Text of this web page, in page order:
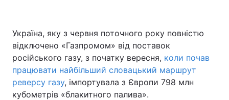
Україна, яку з червня поточного року повністю
відключено «Газпромом» від поставок
російського газу, з початку вересня, коли почав
працювати найбільший словацький маршрут
реверсу газу, імпортувала з Європи 798 млн
кубометрів «блакитного палива».